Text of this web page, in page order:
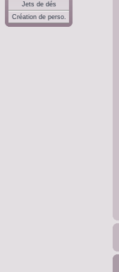
Jets de dés
Création de perso.